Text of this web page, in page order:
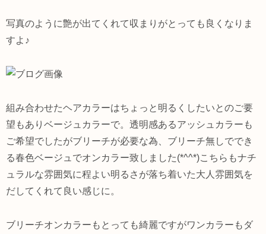
写真のように艶が出てくれて収まりがとっても良くなりま
すよ♪
組み合わせたヘアカラーはちょっと明るくしたいとのご要
望もありベージュカラーで。透明感あるアッシュカラーも
ご希望でしたがブリーチが必要な為、ブリーチ無しででき
る春色ベージュでオンカラー致しました(*^^*)こちらもナチ
ュラルな雰囲気に程よい明るさが落ち着いた大人雰囲気を
だしてくれて良い感じに。
ブリーチオンカラーもとっても綺麗ですがワンカラーもダ